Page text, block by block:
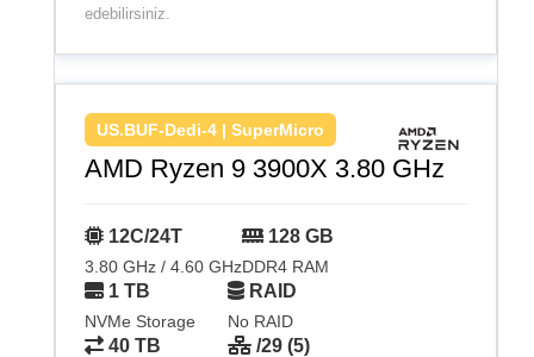
edebilirsiniz.
US.BUF-Dedi-4 | SuperMicro
AMD Ryzen 9 3900X 3.80 GHz
12C/24T
3.80 GHz / 4.60 GHz
128 GB
DDR4 RAM
1 TB
NVMe Storage
RAID
No RAID
40 TB /29 (5)